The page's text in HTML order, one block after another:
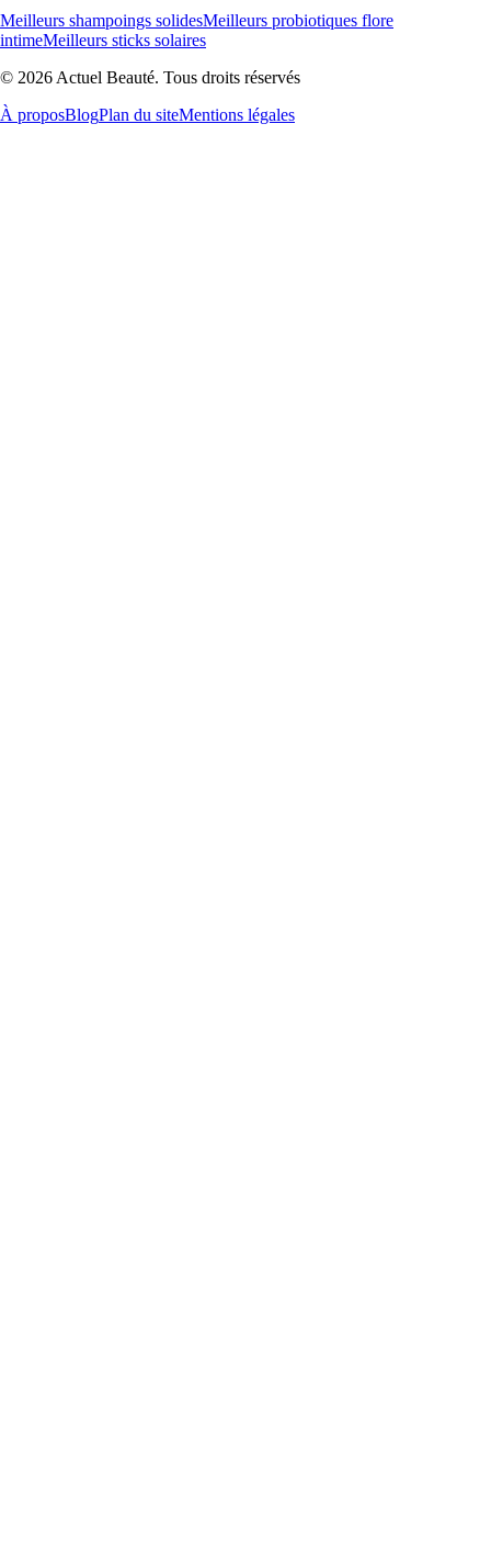
Meilleurs shampoings solidesMeilleurs probiotiques flore
intimeMeilleurs sticks solaires
© 2026 Actuel Beauté. Tous droits réservés
À proposBlogPlan du siteMentions légales